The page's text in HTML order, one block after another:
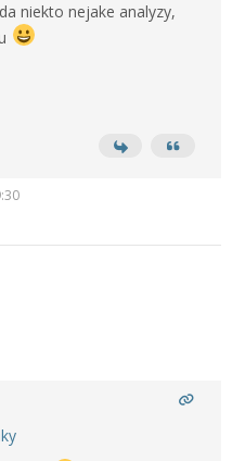
niekto nejake analyzy,